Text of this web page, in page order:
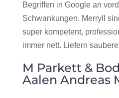
Begriffen in Google an
Schwankungen. Merryll
super kompetent,
immer nett. Liefern
M Parkett &
Aalen Andreas